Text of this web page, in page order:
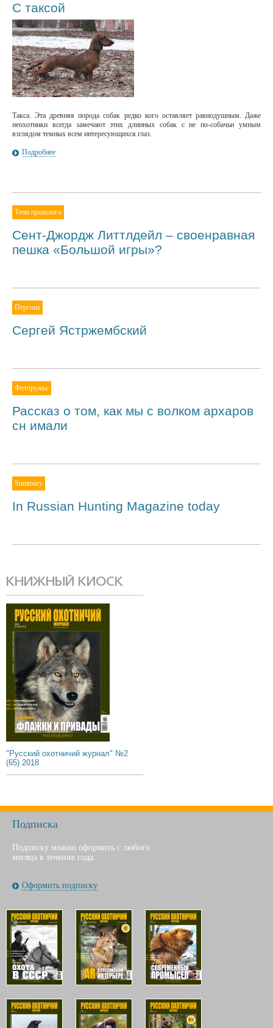
С таксой
Такса. Эта древняя порода собак редко кого оставляет равнодушным. Даже
неохотники всегда замечают этих длинных собак с не по-собачьи умным
взглядом темных всем интересующихся глаз.
Подробнее
Тени прошлого
Сент-Джордж Литтлдейл – своенравная
пешка «Большой игры»?
Персона
Сергей Ястржембский
Фоторужье
Рассказ о том, как мы с волком архаров
сн имали
Summary
In Russian Hunting Magazine today
КНИЖНЫЙ КИОСК
"Русский охотничий журнал" №2
(65) 2018
Подписка
Подписку можно оформить с любого
месяца в течение года.
Оформить подписку